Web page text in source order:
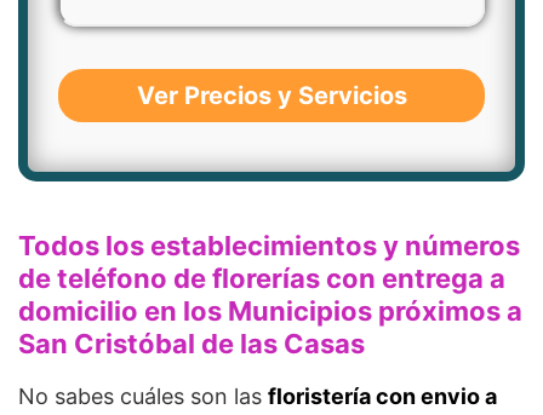
Ver Precios y Servicios
Todos los establecimientos y números
de teléfono de florerías con entrega a
domicilio en los Municipios próximos a
San Cristóbal de las Casas
No sabes cuáles son las floristería con envio a